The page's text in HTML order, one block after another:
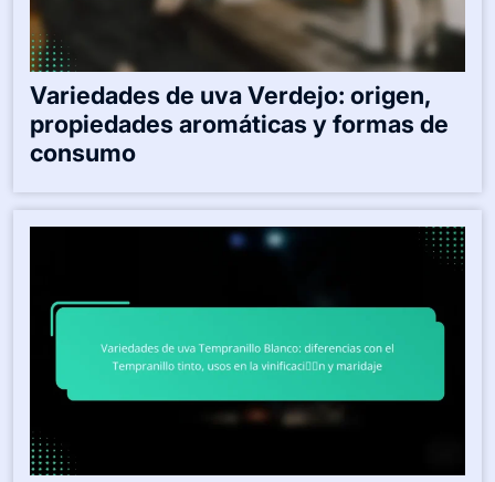
Variedades de uva Verdejo: origen,
propiedades aromáticas y formas de
consumo